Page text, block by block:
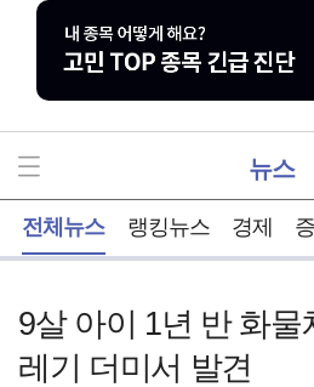
뉴스
전체뉴스 랭킹뉴스 경제
9살 아이 1년 반 화
레기 더미서 발견